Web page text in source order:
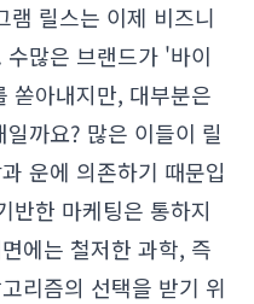
릴스는 이제 비즈니
많은 브랜드가 '바이
쏟아내지만, 대부분은
까요? 많은 이들이 릴
운에 의존하기 때문입
반한 마케팅은 통하지
에는 철저한 과학, 즉
리즘의 선택을 받기 위